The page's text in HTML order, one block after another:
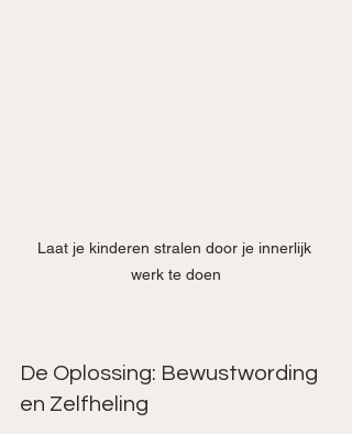
Laat je kinderen stralen door je innerlijk
werk te doen
De Oplossing: Bewustwording
en Zelfheling